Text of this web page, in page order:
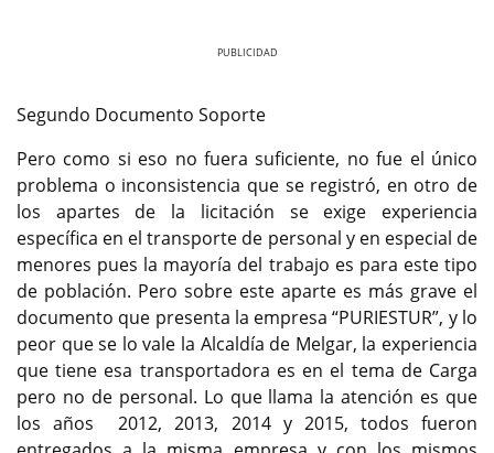
Segundo Documento Soporte
Pero como si eso no fuera suficiente, no fue el único
problema o inconsistencia que se registró, en otro de
los apartes de la licitación se exige experiencia
específica en el transporte de personal y en especial de
menores pues la mayoría del trabajo es para este tipo
de población. Pero sobre este aparte es más grave el
documento que presenta la empresa “PURIESTUR”, y lo
peor que se lo vale la Alcaldía de Melgar, la experiencia
que tiene esa transportadora es en el tema de Carga
pero no de personal. Lo que llama la atención es que
los años 2012, 2013, 2014 y 2015, todos fueron